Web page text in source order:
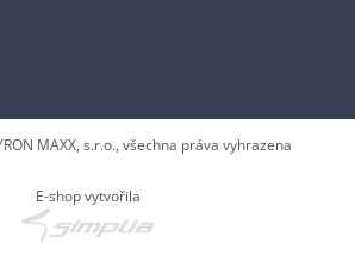
MAXX, s.r.o., všechna práva vyhrazena
E-shop vytvořila